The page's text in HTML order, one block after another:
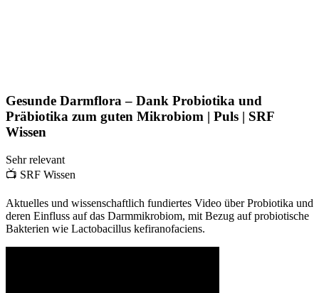
Gesunde Darmflora – Dank Probiotika und
Präbiotika zum guten Mikrobiom | Puls | SRF
Wissen
Sehr relevant
📺 SRF Wissen
Aktuelles und wissenschaftlich fundiertes Video über Probiotika und
deren Einfluss auf das Darmmikrobiom, mit Bezug auf probiotische
Bakterien wie Lactobacillus kefiranofaciens.